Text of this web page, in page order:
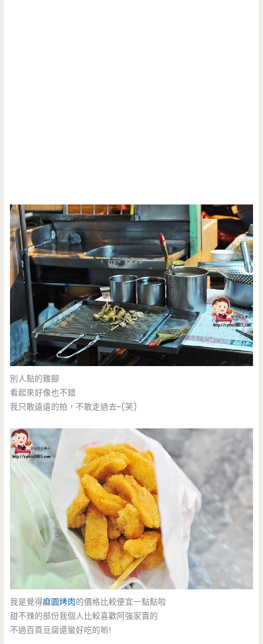
別人點的雞腳
看起來好像也不錯
我只敢遠遠的拍，不敢走過去~(笑)
我是覺得麻園烤肉的價格比較便宜一點點啦
甜不辣的部份我個人比較喜歡阿強家賣的
不過百頁豆腐還蠻好吃的喲!